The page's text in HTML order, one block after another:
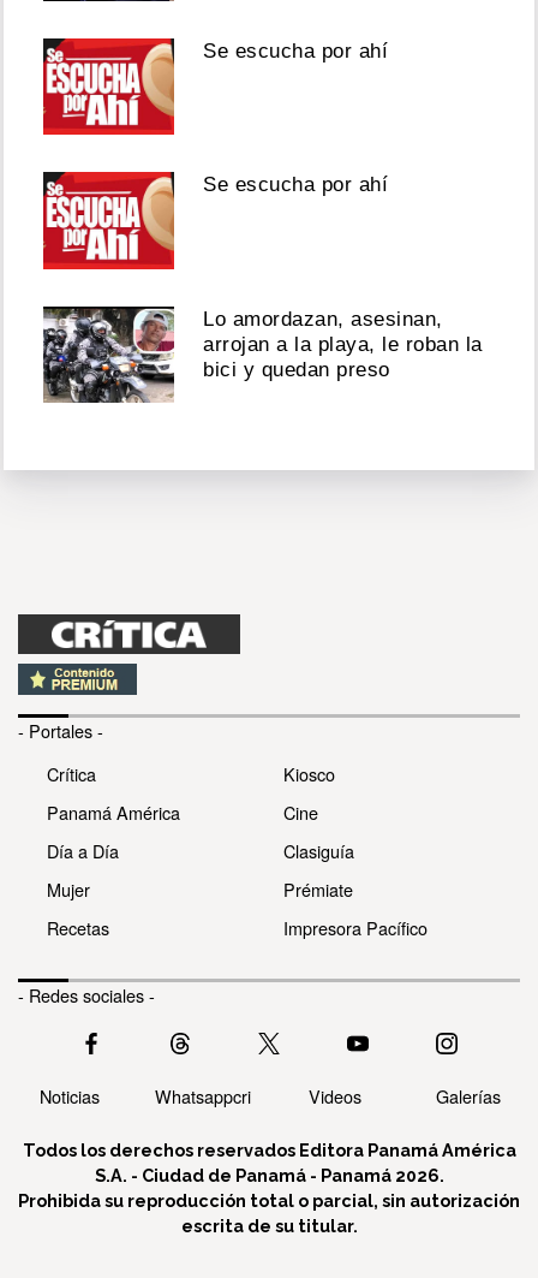
Se escucha por ahí
Se escucha por ahí
Lo amordazan, asesinan,
arrojan a la playa, le roban la
bici y quedan preso
- Portales -
Crítica
Panamá América
Día a Día
Mujer
Recetas
Kiosco
Cine
Clasiguía
Prémiate
Impresora Pacífico
- Redes sociales -
Noticias Whatsappcri Videos Galerías
Todos los derechos reservados Editora Panamá América
S.A. - Ciudad de Panamá - Panamá 2026.
Prohibida su reproducción total o parcial, sin autorización
escrita de su titular.